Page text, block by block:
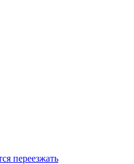
переезжать